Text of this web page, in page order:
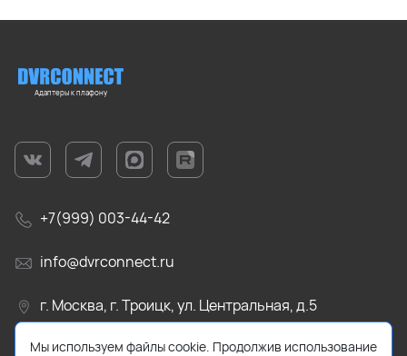
Адаптеры к плафону
+7(999) 003-44-42
info@dvrconnect.ru
г. Москва, г. Троицк, ул. Центральная, д.5
Мы используем файлы cookie. Продолжив использование